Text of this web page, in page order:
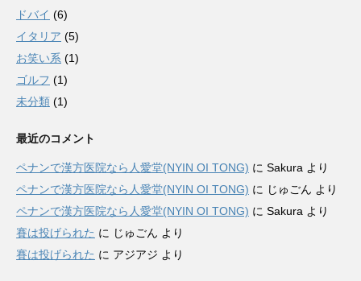
ドバイ (6)
イタリア (5)
お笑い系 (1)
ゴルフ (1)
未分類 (1)
最近のコメント
ペナンで漢方医院なら人愛堂(NYIN OI TONG) に Sakura より
ペナンで漢方医院なら人愛堂(NYIN OI TONG) に じゅごん より
ペナンで漢方医院なら人愛堂(NYIN OI TONG) に Sakura より
賽は投げられた に じゅごん より
賽は投げられた に アジアジ より